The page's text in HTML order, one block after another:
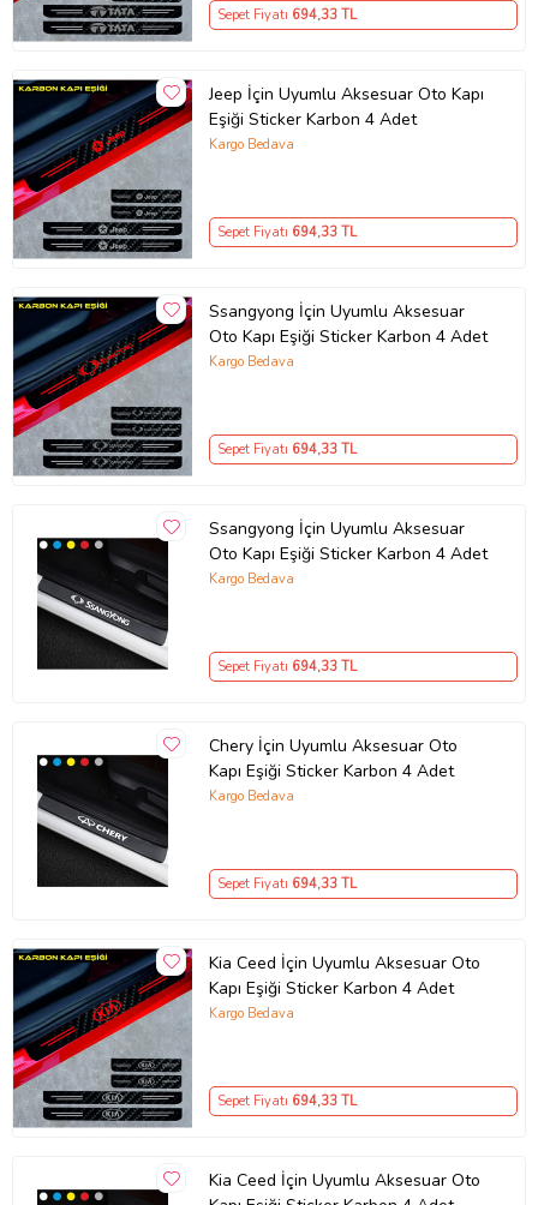
Sepet Fiyatı 694,33 TL
Jeep İçin Uyumlu Aksesuar Oto Kapı
Eşiği Sticker Karbon 4 Adet
Kargo Bedava
Sepet Fiyatı 694,33 TL
Ssangyong İçin Uyumlu Aksesuar
Oto Kapı Eşiği Sticker Karbon 4 Adet
Kargo Bedava
Sepet Fiyatı 694,33 TL
Ssangyong İçin Uyumlu Aksesuar
Oto Kapı Eşiği Sticker Karbon 4 Adet
Kargo Bedava
Sepet Fiyatı 694,33 TL
Chery İçin Uyumlu Aksesuar Oto
Kapı Eşiği Sticker Karbon 4 Adet
Kargo Bedava
Sepet Fiyatı 694,33 TL
Kia Ceed İçin Uyumlu Aksesuar Oto
Kapı Eşiği Sticker Karbon 4 Adet
Kargo Bedava
Sepet Fiyatı 694,33 TL
Kia Ceed İçin Uyumlu Aksesuar Oto